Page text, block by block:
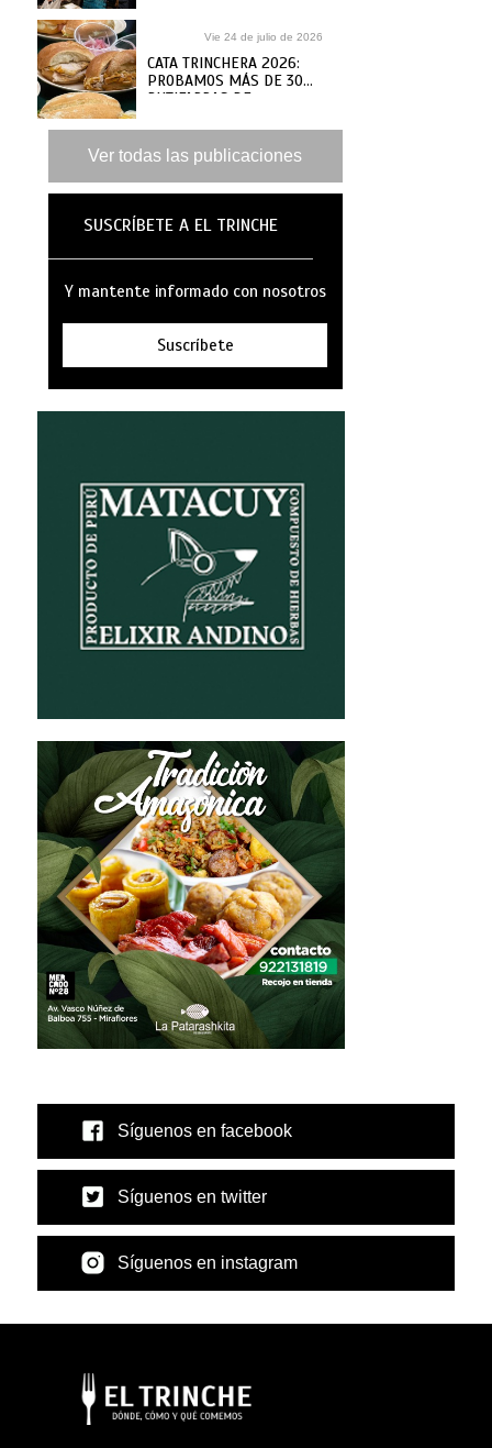
Vie 24 de julio de 2026
CATA TRINCHERA 2026:
PROBAMOS MÁS DE 30
BUTIFARRAS DE
DE ANTAÑO PARA ELEGIR
LAS MEJORES
Ver todas las publicaciones
SUSCRÍBETE A EL TRINCHE
Y mantente informado con nosotros
Suscríbete
Síguenos en facebook
Síguenos en twitter
Síguenos en instagram